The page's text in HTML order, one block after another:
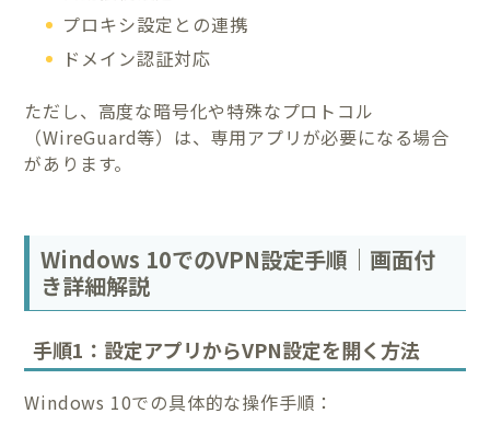
プロキシ設定との連携
ドメイン認証対応
ただし、高度な暗号化や特殊なプロトコル
（WireGuard等）は、専用アプリが必要になる場合
があります。
Windows 10でのVPN設定手順｜画面付
き詳細解説
手順1：設定アプリからVPN設定を開く方法
Windows 10での具体的な操作手順：